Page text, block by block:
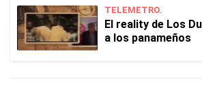
TELEMETRO.
El reality de Los
a los panameños